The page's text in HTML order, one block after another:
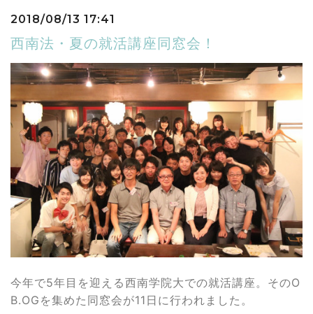
2018/08/13 17:41
西南法・夏の就活講座同窓会！
今年で5年目を迎える西南学院大での就活講座。そのO
B.OGを集めた同窓会が11日に行われました。